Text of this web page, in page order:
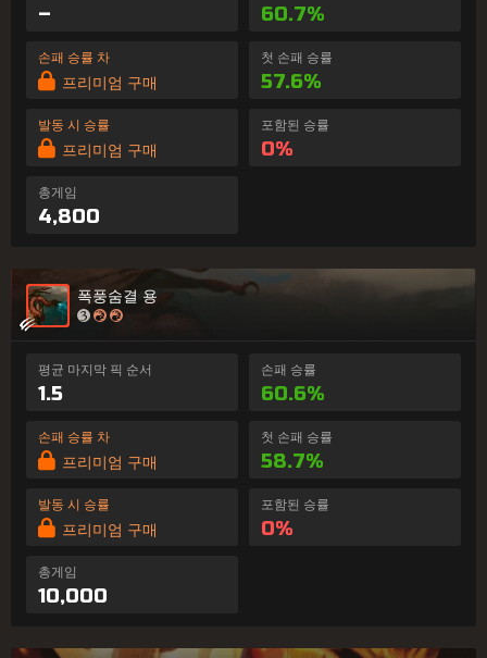
– 60.7%
손패 승률 차
프리미엄 구매
첫 손패 승률
57.6%
발동 시 승률
프리미엄 구매
포함된 승률
0%
총게임
4,800
폭풍숨결 용
평균 마지막 픽 순서
1.5
손패 승률
60.6%
손패 승률 차
프리미엄 구매
첫 손패 승률
58.7%
발동 시 승률
프리미엄 구매
포함된 승률
0%
총게임
10,000